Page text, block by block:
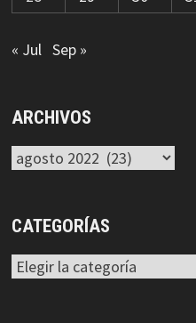
« Jul Sep »
ARCHIVOS
Archivos
CATEGORÍAS
Categorías